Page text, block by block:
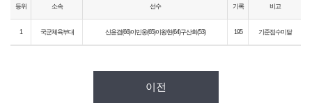
등위 소속 선수 기록 비고
1 국군체육부대 신윤겸(66)이민웅(65)이왕현(64)구산회(53) 195 기준점수미달
이전